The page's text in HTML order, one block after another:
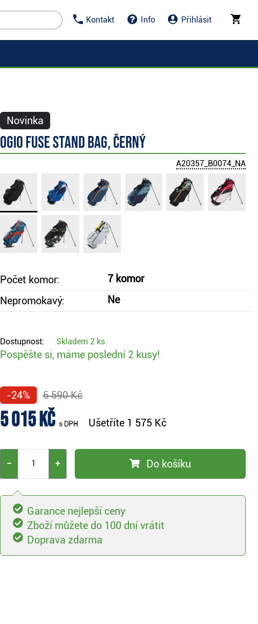
Kontakt Info Přihlásit
Novinka
Ogio Fuse stand bag, černý
A20357_B0074_NA
Počet komor:
7 komor
Nepromokavý:
Ne
Dostupnost: Skladem 2 ks
Pospěšte si, máme poslední 2 kusy!
-24% 6 590 Kč
5 015 Kč s DPH Ušetříte 1 575 Kč
− + Do košíku
Garance nejlepší ceny
Zboží můžete do 100 dní vrátit
Doprava zdarma